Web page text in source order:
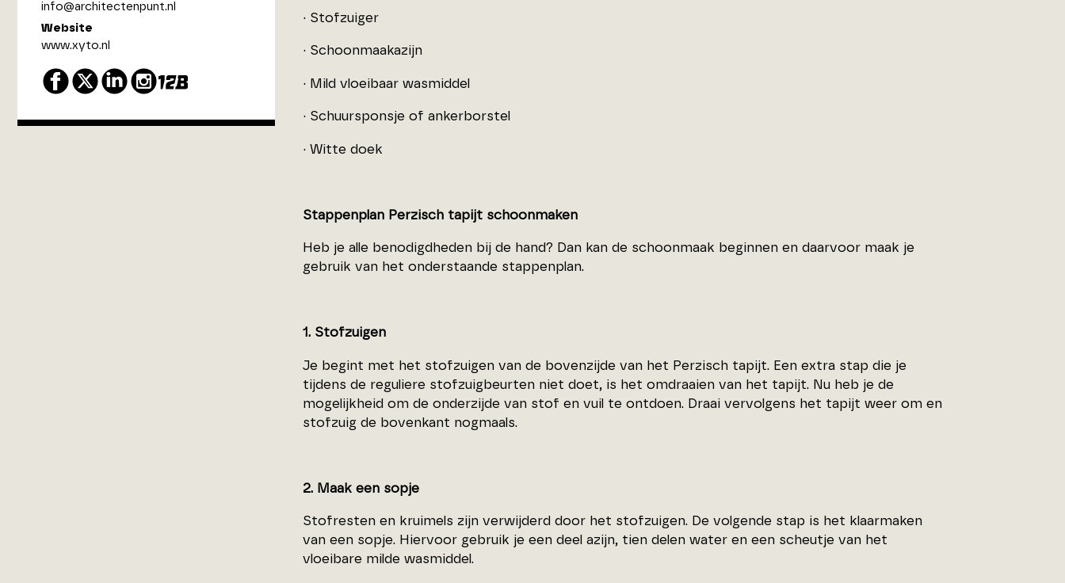
info@architectenpunt.nl
Website
www.xyto.nl
· Stofzuiger
· Schoonmaakazijn
· Mild vloeibaar wasmiddel
· Schuursponsje of ankerborstel
· Witte doek
Stappenplan Perzisch tapijt schoonmaken
Heb je alle benodigdheden bij de hand? Dan kan de schoonmaak beginnen en daarvoor maak je
gebruik van het onderstaande stappenplan.
1. Stofzuigen
Je begint met het stofzuigen van de bovenzijde van het Perzisch tapijt. Een extra stap die je
tijdens de reguliere stofzuigbeurten niet doet, is het omdraaien van het tapijt. Nu heb je de
mogelijkheid om de onderzijde van stof en vuil te ontdoen. Draai vervolgens het tapijt weer om en
stofzuig de bovenkant nogmaals.
2. Maak een sopje
Stofresten en kruimels zijn verwijderd door het stofzuigen. De volgende stap is het klaarmaken
van een sopje. Hiervoor gebruik je een deel azijn, tien delen water en een scheutje van het
vloeibare milde wasmiddel.